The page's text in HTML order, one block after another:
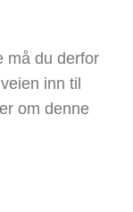
må du derfor
inn til
om denne